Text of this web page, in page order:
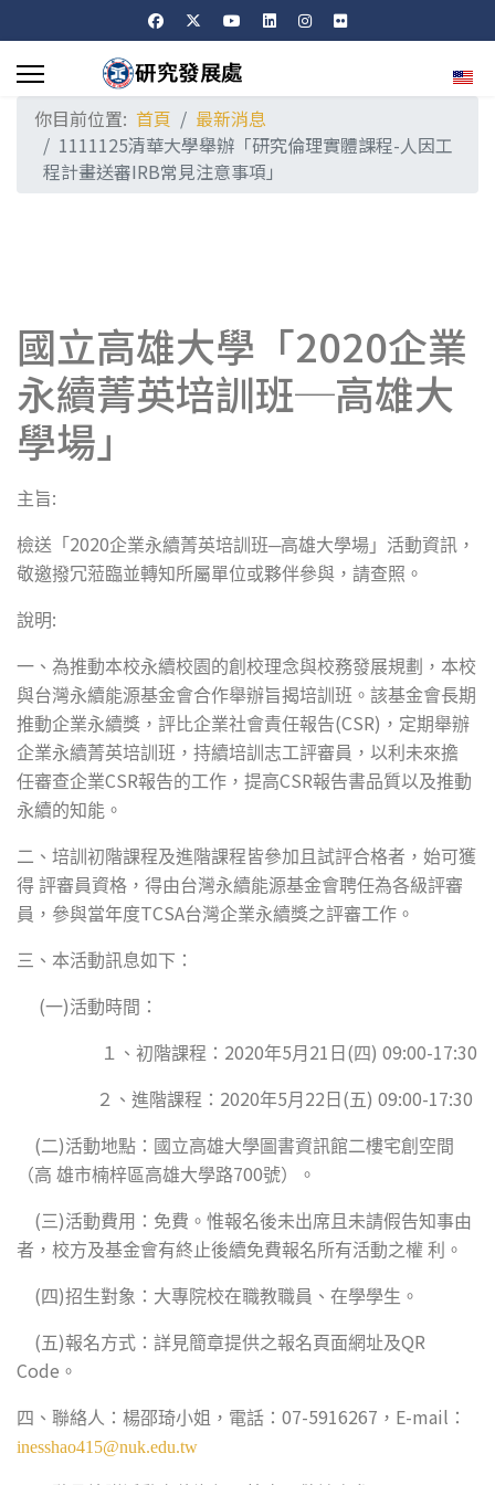
選擇
你目前位置: 首頁
最新消息
1111125清華大學舉辦「研究倫理實體課程-人因工
程計畫送審IRB常見注意事項」
國立高雄大學「2020企業
永續菁英培訓班─高雄大
學場」
主旨:
檢送「 2020企業永續菁英培訓班─高雄大學場」活動資訊，
敬邀撥冗蒞臨並轉知所屬單位或夥伴參與，請查照。
說明:
一、為推動本校永續校園的創校理念與校務發展規劃，本校
與台灣永續能源基金會合作舉辦旨揭培訓班。該基金會長期
推動企業永續獎，評比企業社會責任報告(CSR) ，定期舉辦
企業永續菁英培訓班，持續培訓志工評審員，以利未來擔
任審查企業CSR報告的工作，提高CSR報告書品質以及推動
永續的知能。
二、培訓初階課程及進階課程皆參加且試評合格者，始可獲
得 評審員資格，得由台灣永續能源基金會聘任為各級評審
員，參與當年度TCSA台灣企業永續獎之評審工作。
三、本活動訊息如下：
(一)活動時間：
１、初階課程： 2020年5月 21 日 (四) 09:00-17:30
２、進階課程： 2020年5月 22 日 (五) 09:00-17:30
(二)活動地點：國立高雄大學圖書資訊館二樓宅創空間
（高 雄市楠梓區高雄大學路700號）。
(三)活動費用：免費。惟報名後未出席且未請假告知事由
者，校方及基金會有終止後續免費報名所有活動之權 利。
(四)招生對象：大專院校在職教職員、在學學生。
(五)報名方式：詳見簡章提供之報名頁面網址及QR
Code 。
四、聯絡人：楊邵琦小姐，電話： 07-5916267 ， E-mail ：
inesshao415@nuk.edu.tw